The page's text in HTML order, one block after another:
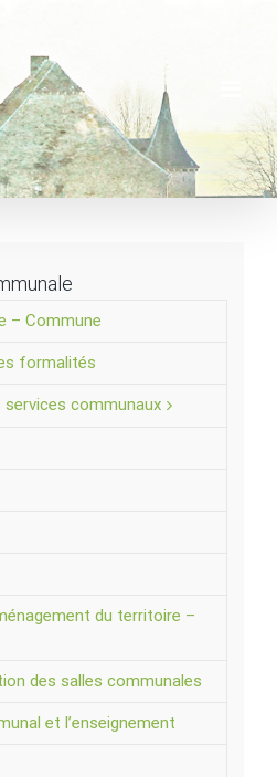
– Commune
formalités
communaux
du territoire –
des salles communales
et l’enseignement